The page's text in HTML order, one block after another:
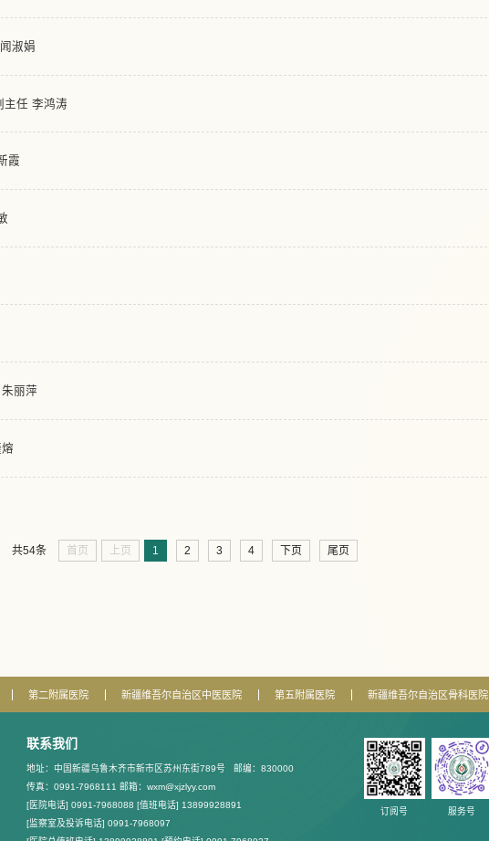
淑娟
任 李鸿涛
霞
丽萍
共54条 首页 上页 1 2 3 4 下页 尾页
第二附属医院 新疆维吾尔自治区中医医院 第五附属医院 新疆维吾尔自治区骨科医院
联系我们
地址：中国新疆乌鲁木齐市新市区苏州东街789号
邮编：830000
传真：0991-7968111 邮箱：wxm@xjzlyy.com
[医院电话] 0991-7968088 [值班电话] 13899928891
[监察室及投诉电话] 0991-7968097
订阅号 服务号